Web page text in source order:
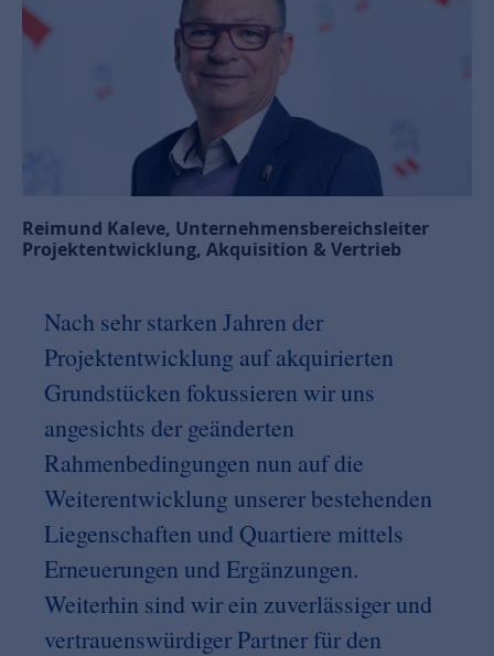
Reimund Kaleve, Unternehmensbereichsleiter
Projektentwicklung, Akquisition & Vertrieb
Nach sehr starken Jahren der
Projektentwicklung auf akquirierten
Grundstücken fokussieren wir uns
angesichts der geänderten
Rahmenbedingungen nun auf die
Weiterentwicklung unserer bestehenden
Liegenschaften und Quartiere mittels
Erneuerungen und Ergänzungen.
Weiterhin sind wir ein zuverlässiger und
vertrauenswürdiger Partner für den